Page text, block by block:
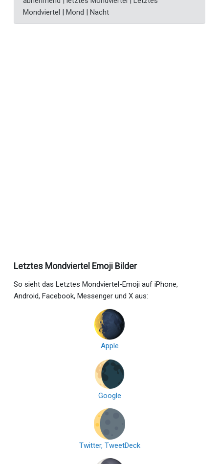
Mondviertel | Mond | Nacht
Letztes Mondviertel Emoji Bilder
So sieht das Letztes Mondviertel-Emoji auf iPhone,
Android, Facebook, Messenger und X aus:
Apple
Google
Twitter, TweetDeck